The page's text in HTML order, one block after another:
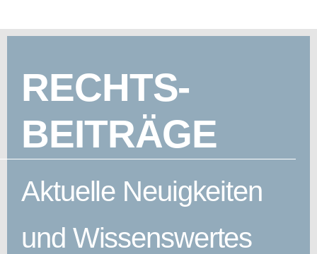
RECHTS-
BEITRÄGE
Aktuelle Neuigkeiten
und Wissenswertes